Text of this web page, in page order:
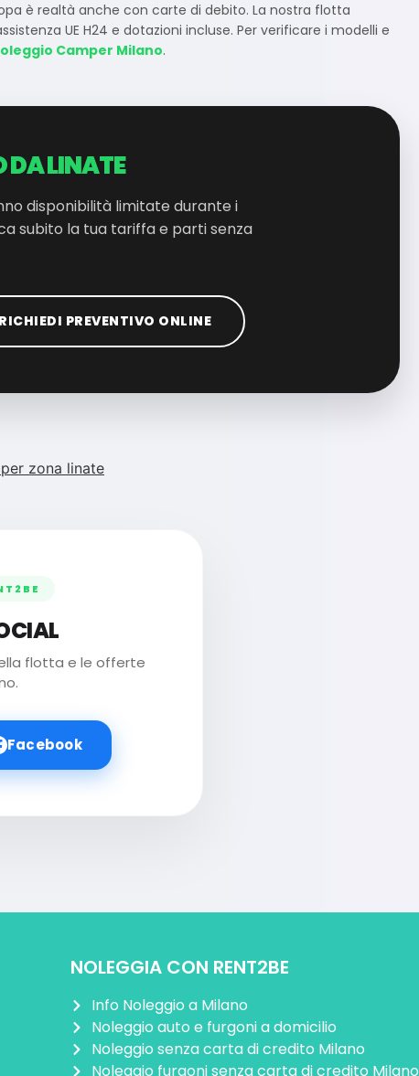
è realtà anche con carte di debito. La nostra flotta
UE H24 e dotazioni incluse. Per verificare i modelli e
Camper Milano.
DA LINATE
disponibilità limitate durante i
subito la tua tariffa e parti senza
PREVENTIVO ONLINE
zona linate
flotta e le offerte
Facebook
NOLEGGIA CON RENT2BE
Info Noleggio a Milano
Noleggio auto e furgoni a domicilio
Noleggio senza carta di credito Milano
Noleggio furgoni senza carta di credito Milano